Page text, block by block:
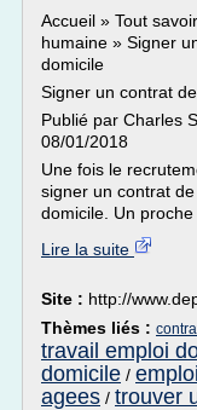
Accueil » Tout
humaine » Signer
domicile
Signer un contrat
Publié par Charles
08/01/2018
Une fois le
signer un contrat
domicile. Un proche
Lire la suite
Site : http://
Thèmes liés :
travail emploi
domicile /
agees / trouver